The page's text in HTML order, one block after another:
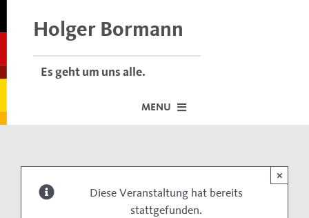
Holger Bormann
Es geht um uns alle.
MENU
Dafür stehe ich
Diese Veranstaltung hat bereits
stattgefunden.
×